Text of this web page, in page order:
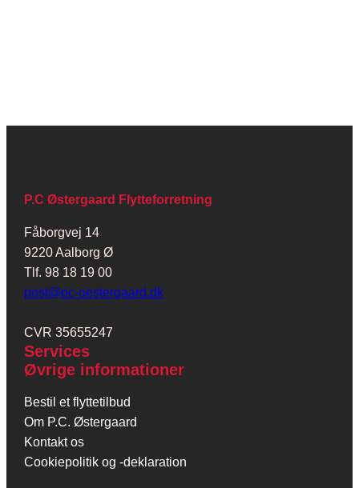
P.C Østergaard Flytteforretning
Fåborgvej 14
9220 Aalborg Ø
Tlf. 98 18 19 00
post@pc-oestergaard.dk
CVR 35655247
Services
Øvrige informationer
Bestil et flyttetilbud
Om P.C. Østergaard
Kontakt os
Cookiepolitik og -deklaration